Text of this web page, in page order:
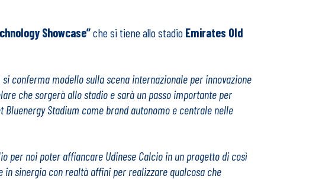
Showcase”che si tiene allo stadio Emirates Old
si conferma modello sulla scena internazionale per innovazione
che sorgerà allo stadio e sarà un passo importante per
Bluenergy Stadium come brand autonomo e centrale nelle
per noi poter affiancare Udinese Calcio in un progetto di così
sinergia con realtà affini per realizzare qualcosa che